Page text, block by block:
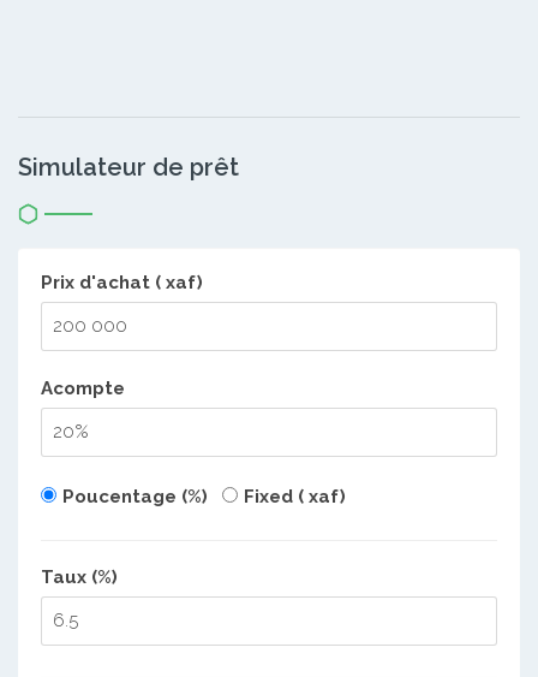
Simulateur de prêt
Prix d'achat ( xaf)
Acompte
Poucentage (%) Fixed ( xaf)
Taux (%)